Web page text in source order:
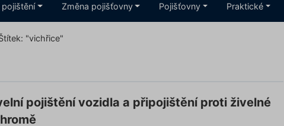
pojištění Změna pojišťovny Pojišťovny Praktické
"vichřice"
pojištění vozidla a připojištění proti živelné